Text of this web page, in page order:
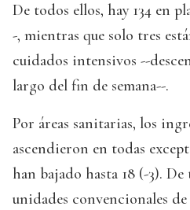
De todos ellos, hay 134 en
-, mientras que solo tres
cuidados intensivos --
largo del fin de semana--.
Por áreas sanitarias, los
ascendieron en todas
han bajado hasta 18 (-3). De
unidades convencionales